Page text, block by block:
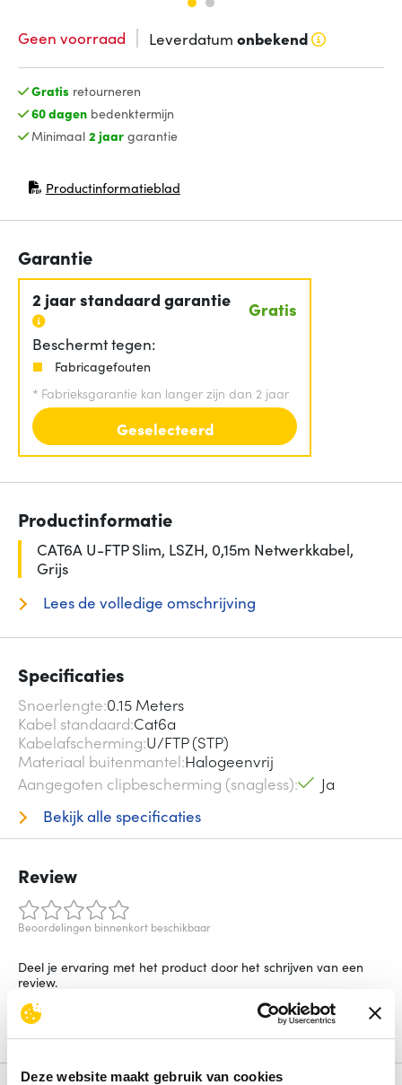
Deze website maakt gebruik van cookies
Geen voorraad Leverdatum onbekend
Gratis retourneren
60 dagenbedenktermijn
Minimaal 2 jaargarantie
Productinformatieblad
(opent in nieuw venster)
Garantie
2 jaar standaard garantie Gratis
Beschermt tegen:
Fabricagefouten
* Fabrieksgarantie kan langer zijn dan 2 jaar
Geselecteerd
Productinformatie
CAT6A U-FTP Slim, LSZH, 0,15m Netwerkkabel,
Grijs
Lees de volledige omschrijving
Specificaties
Snoerlengte 0.15 Meters
Kabel standaard Cat6a
Kabelafscherming U/FTP (STP)
Materiaal buitenmantel Halogeenvrij
Aangegoten clipbescherming (snagless)
Ja
Bekijk alle specificaties
Review
Beoordelingen binnenkort beschikbaar
Deel je ervaring met het product door het schrijven van een
review.
Schrijf een review